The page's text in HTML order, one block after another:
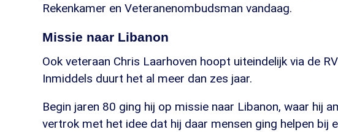
Rekenkamer en Veteranenombudsman vandaag.
Missie naar Libanon
Ook veteraan Chris Laarhoven hoopt uiteindelijk via de
Inmiddels duurt het al meer dan zes jaar.
Begin jaren 80 ging hij op missie naar Libanon, waar hij
vertrok met het idee dat hij daar mensen ging helpen bij